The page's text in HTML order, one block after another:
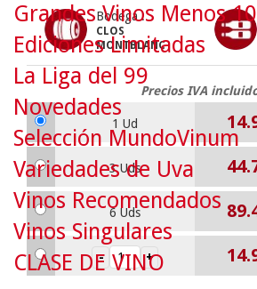
Bodega :
CLOS
MONTBLANC
Precios IVA
1 Ud
3 Uds
6 Uds
Grandes Vinos Menos
Ediciones Limitadas
La Liga del 99
Novedades
Selección MundoVinum
Variedades de Uva
Vinos Recomendados
Vinos Singulares
CLASE DE VINO